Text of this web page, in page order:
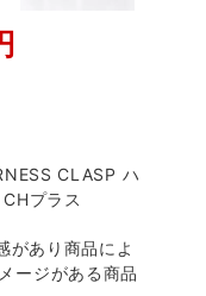
CLASP ハ
プラス
があり商品によ
ージがある商品